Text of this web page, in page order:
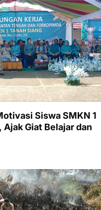
Siswa SMKN 1
Ajak Giat Belajar dan